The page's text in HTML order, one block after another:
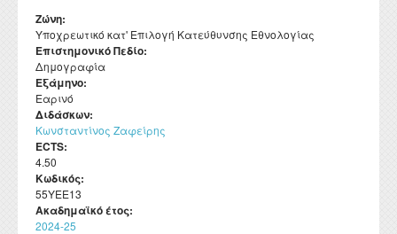
Ζώνη:
Υποχρεωτικό κατ' Επιλογή Κατεύθυνσης Εθνολογίας
Επιστημονικό Πεδίο:
Δημογραφία
Εξάμηνο:
Εαρινό
Διδάσκων:
Kωνσταντίνος Ζαφείρης
ECTS:
4.50
Κωδικός:
55ΥΕΕ13
Ακαδημαϊκό έτος:
2024-25